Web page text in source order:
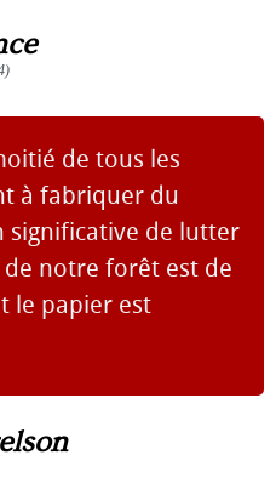
de tous les
à fabriquer du
significative de lutter
notre forêt est de
le papier est